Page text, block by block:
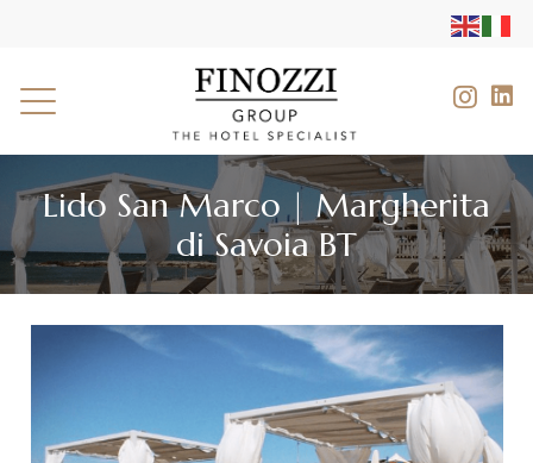
Lido San Marco | Margherita
di Savoia BT